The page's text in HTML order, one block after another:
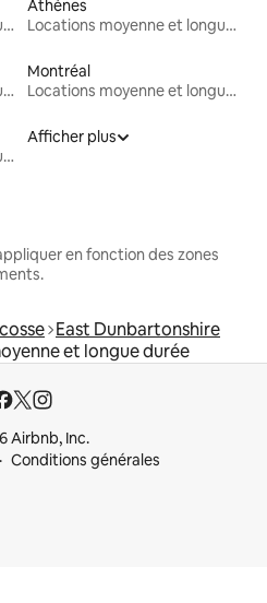
Locations moyenne et longue durée
Athènes
Locations moyenne et longue durée
Locations moyenne et longue durée
Montréal
Locations moyenne et longue durée
Locations moyenne et longue durée
Afficher plus
en fonction des zones
East Dunbartonshire
et longue durée
Airbnb, Inc.
Conditions générales